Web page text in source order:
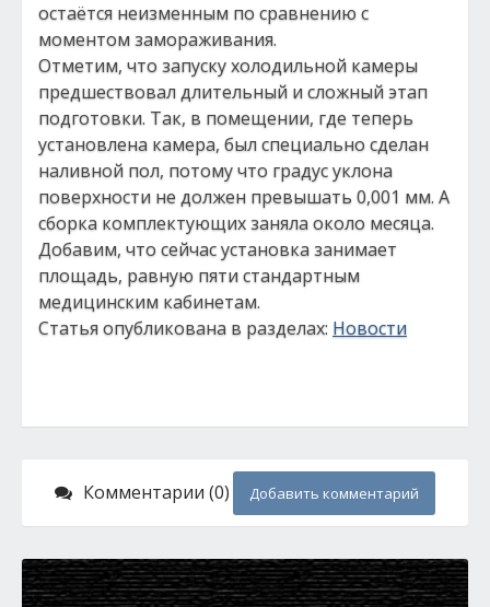
остаётся неизменным по сравнению с
моментом замораживания.
Отметим, что запуску холодильной камеры
предшествовал длительный и сложный этап
подготовки. Так, в помещении, где теперь
установлена камера, был специально сделан
наливной пол, потому что градус уклона
поверхности не должен превышать 0,001 мм. А
сборка комплектующих заняла около месяца.
Добавим, что сейчас установка занимает
площадь, равную пяти стандартным
медицинским кабинетам.
Статья опубликована в разделах: Новости
Комментарии (0) Добавить комментарий